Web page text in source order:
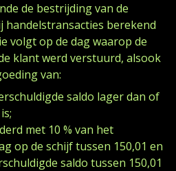
de bestrijding van de
berekend
volgt op de dag waarop de
klant werd verstuurd, alsook
van:
saldo lager dan of
met 10 % van het
op de schijf tussen 150,01 en
saldo tussen 150,01